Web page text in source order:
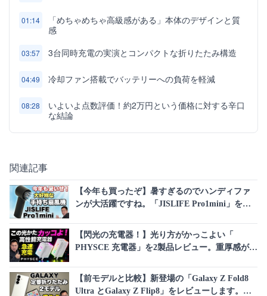
01:14
「めちゃめちゃ高級感がある」本体のデザインと質
感
03:57 3台同時充電の実演とコンパクトな折りたたみ構造
04:49 冷却ファン搭載でバッテリーへの負荷を軽減
08:28
いよいよ点数評価！約2万円という価格に対する辛口
な結論
関連記事
【今年も買ったぞ】暑すぎるのでハンディファ
ンが大活躍ですね。「JISLIFE Pro1mini」を今
【閃光の充電器！】光り方がかっこよい「
PHYSCE 充電器」を2製品レビュー。重厚感がす
【前モデルと比較】新登場の「Galaxy Z Fold8
Ultra とGalaxy Z Flip8」をレビューします。進